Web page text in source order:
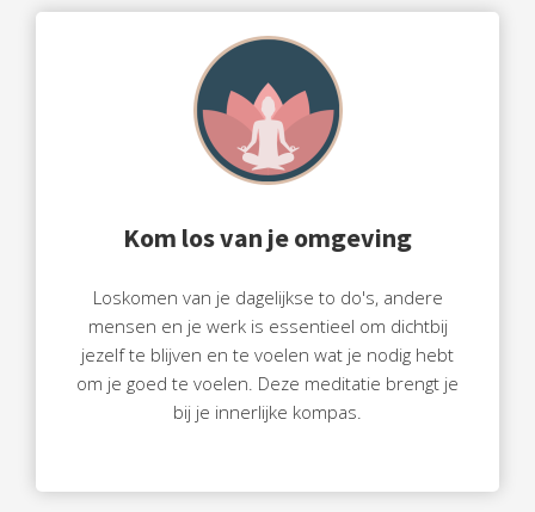
Kom los van je omgeving
Loskomen van je dagelijkse to do's, andere
mensen en je werk is essentieel om dichtbij
jezelf te blijven en te voelen wat je nodig hebt
om je goed te voelen. Deze meditatie brengt je
bij je innerlijke kompas.